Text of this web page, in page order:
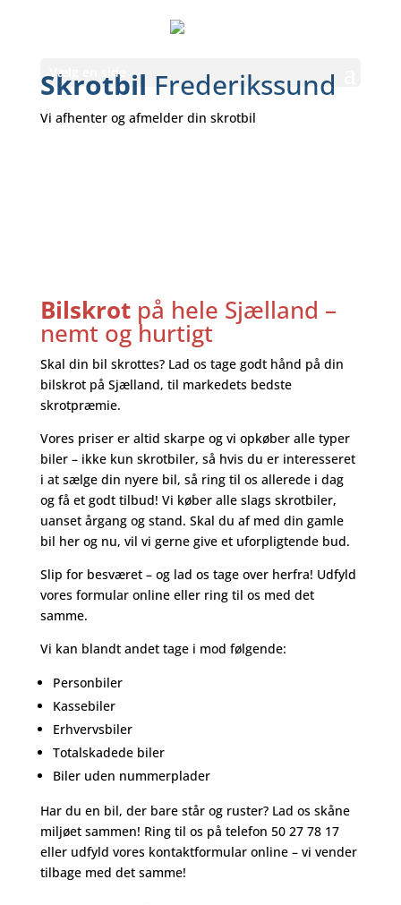
Vælg en side
Skrotbil Frederikssund
Vi afhenter og afmelder din skrotbil
Bilskrotpå hele Sjælland –
nemt og hurtigt
Skal din bil skrottes? Lad os tage godt hånd på din
bilskrot på Sjælland, til markedets bedste
skrotpræmie.
Vores priser er altid skarpe og vi opkøber alle typer
biler – ikke kun skrotbiler, så hvis du er interesseret
i at sælge din nyere bil, så ring til os allerede i dag
og få et godt tilbud! Vi køber alle slags skrotbiler,
uanset årgang og stand. Skal du af med din gamle
bil her og nu, vil vi gerne give et uforpligtende bud.
Slip for besværet – og lad os tage over herfra! Udfyld
vores formular online eller ring til os med det
samme.
Vi kan blandt andet tage i mod følgende:
Personbiler
Kassebiler
Erhvervsbiler
Totalskadede biler
Biler uden nummerplader
Har du en bil, der bare står og ruster? Lad os skåne
miljøet sammen! Ring til os på telefon 50 27 78 17
eller udfyld vores kontaktformular online – vi vender
tilbage med det samme!